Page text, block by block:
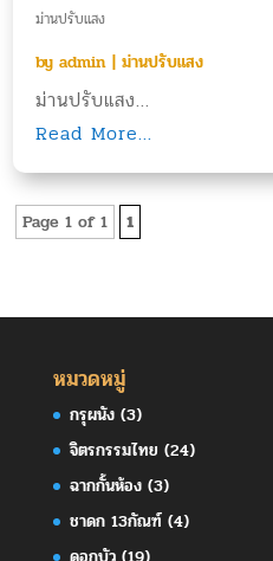
ม่านปรับแสง
byadmin |ม่านปรับแสง
ม่านปรับแสง...
Read More...
Page 1 of 1 1
หมวดหมู่
กรุผนัง(3)
จิตรกรรมไทย (24)
ฉากกั้นห้อง(3)
ชาดก 13กัณฑ์(4)